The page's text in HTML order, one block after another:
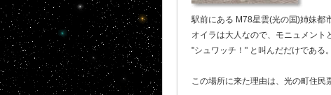
駅前にある M78星雲(光の国)姉妹都
オイラは大人なので、モニュメント
"シュワッチ！" と叫んだだけである。
この場所に来た理由は、光の町住民